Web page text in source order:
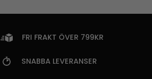
FRI FRAKT ÖVER 799KR
SNABBA LEVERANSER